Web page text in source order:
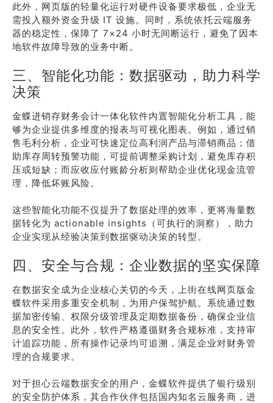
此外，网页版的轻量化运行对硬件设备要求极低，企业无
需投入额外资金升级 IT 设施。同时，系统依托云端服务
器的稳定性，保障了 7×24 小时无间断运行，避免了因本
地软件故障导致的业务中断。
三、智能化功能：数据驱动，助力科学
决策
金蝶进销存财务会计一体化软件内置智能化分析工具，能
够为企业提供多维度的报表与可视化图表。例如，通过销
售毛利分析，企业可快速定位高利润产品与滞销商品；借
助库存周转预警功能，可提前调整采购计划，避免库存积
压或短缺；而应收应付账龄分析则帮助企业优化现金流管
理，降低坏账风险。
这些智能化功能不仅提升了数据处理的效率，更将海量数
据转化为 actionable insights（可执行的洞察），助力
企业实现从经验决策到数据驱动决策的转型。
四、安全与合规：企业数据的坚实保障
在数据安全成为企业核心关切的今天，上街在线网页版金
蝶软件采用多重安全机制，为用户保驾护航。系统通过数
据加密传输、权限分级管理及定期数据备份，确保企业信
息的安全性。此外，软件严格遵循财务合规标准，支持审
计追踪功能，所有操作记录均可追溯，满足企业对财务管
理的合规要求。
对于担心云端数据安全的用户，金蝶软件提供了银行级别
的安全防护体系，其合作伙伴包括国内知名云服务商，进